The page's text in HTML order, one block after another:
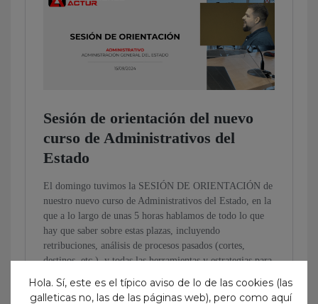
Hola. Sí, este es el típico aviso de lo de las cookies (las
galleticas no, las de las páginas web), pero como aquí